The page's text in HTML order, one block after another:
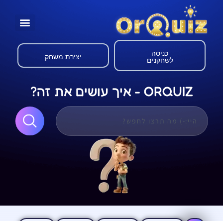
כניסה
לשחקנים יצירת משחק
ORQUIZ - איך עושים את זה?